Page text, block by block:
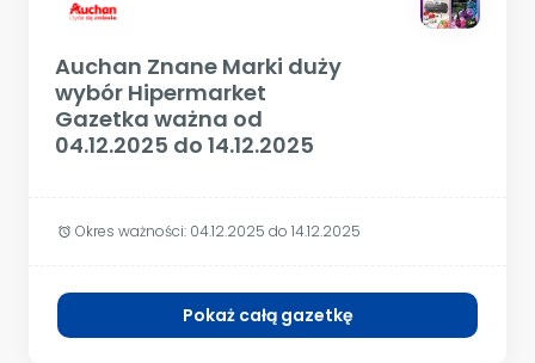
Auchan Znane Marki duży
wybór Hipermarket
Gazetka ważna od
04.12.2025 do 14.12.2025
alarm Okres ważności: 04.12.2025 do 14.12.2025
Pokaż całą gazetkę